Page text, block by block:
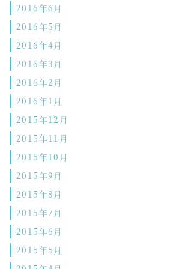
2016年6月
2016年5月
2016年4月
2016年3月
2016年2月
2016年1月
2015年12月
2015年11月
2015年10月
2015年9月
2015年8月
2015年7月
2015年6月
2015年5月